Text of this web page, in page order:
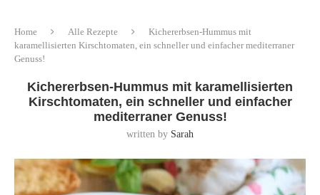
Home Alle Rezepte
Kichererbsen-Hummus mit
karamellisierten Kirschtomaten, ein schneller und einfacher mediterraner
Genuss!
Kichererbsen-Hummus mit karamellisierten
Kirschtomaten, ein schneller und einfacher
mediterraner Genuss!
written by Sarah